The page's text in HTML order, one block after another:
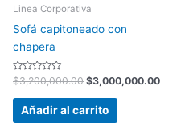
Linea Corporativa
Sofá capitoneado con
chapera
Valorado
con
0
$3,200,000.00
$3,200,000.00.
$3,000,000.00
Añadir al carrito